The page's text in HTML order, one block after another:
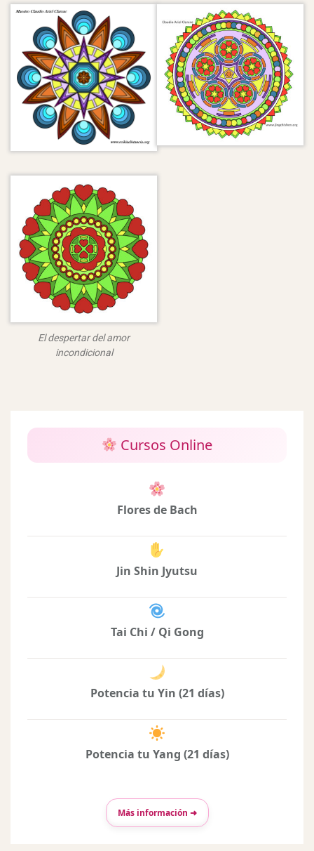
El despertar del amor
incondicional
Cursos Online
Flores de Bach
Jin Shin Jyutsu
Tai Chi / Qi Gong
Potencia tu Yin (21 días)
Potencia tu Yang (21 días)
Más información ➜